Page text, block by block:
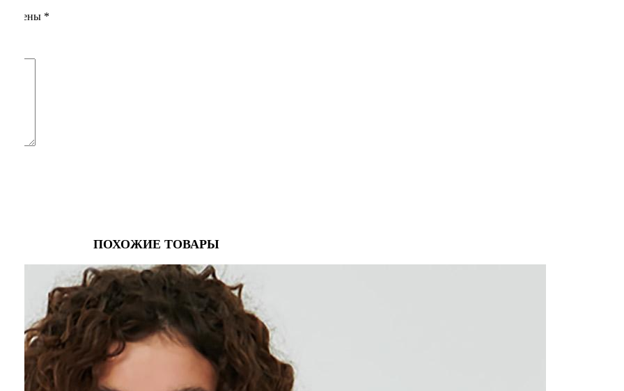
*
ПОХОЖИЕ ТОВАРЫ